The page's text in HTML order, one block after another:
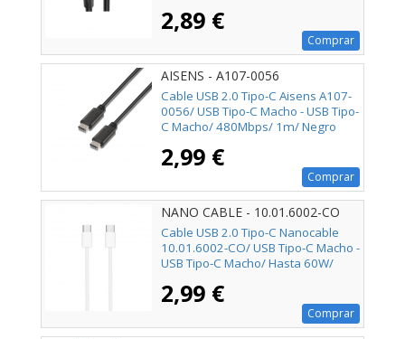
2,89 €
Comprar
AISENS - A107-0056
Cable USB 2.0 Tipo-C Aisens A107-
0056/ USB Tipo-C Macho - USB Tipo-
C Macho/ 480Mbps/ 1m/ Negro
2,99 €
Comprar
NANO CABLE - 10.01.6002-CO
Cable USB 2.0 Tipo-C Nanocable
10.01.6002-CO/ USB Tipo-C Macho -
USB Tipo-C Macho/ Hasta 60W/
2,99 €
Comprar